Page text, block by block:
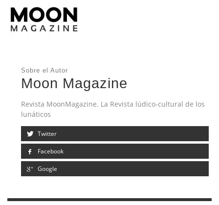
Sobre el Autor
Moon Magazine
Revista MoonMagazine. La Revista lúdico-cultural de los
lunáticos
Twitter
Facebook
Google